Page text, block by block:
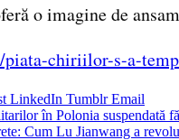
o imagine de
chiriilor-s-a-
LinkedIn Tumblr Email
în Polonia suspendată
Cum Lu Jianwang a